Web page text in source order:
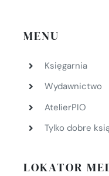
MENU
Księgarnia
Wydawnictwo
AtelierPIO
Tylko dobre
LOKATOR